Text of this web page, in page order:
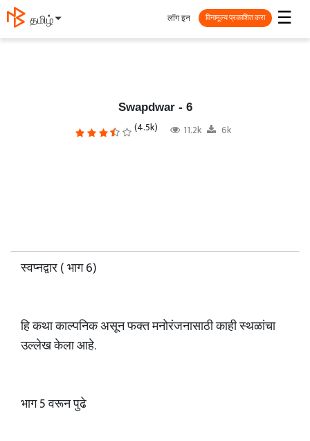
தமிழ் ☰
लॉग इन विनामूल्य प्रकाशित करा
Swapdwar - 6
(4.5k) 11.2k 6k
स्वप्नद्वार ( भाग 6)
हि कथा काल्पनिक असून फक्त मनोरंजनासाठी काही स्थळांचा
उल्लेख केला आहे.
भाग 5 वरून पुढे